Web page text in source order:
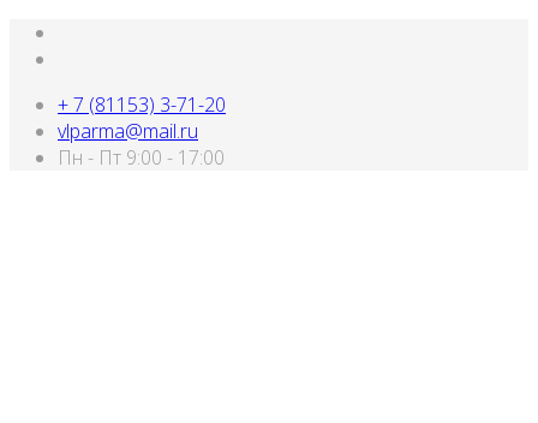
+ 7 (81153) 3-71-20
vlparma@mail.ru
Пн - Пт 9:00 - 17:00